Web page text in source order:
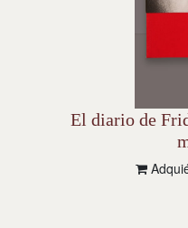
El diario de